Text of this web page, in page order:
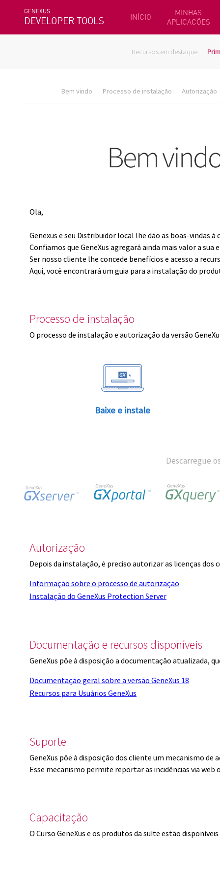
GENEXUS
DEVELOPER TOOLS INÍCIO
MINHAS
APLICACÕES
Recursos em destaque
Bem vindo Processo de instalação Autorização
Ola,
Genexus e seu Distribuidor local lhe dão as boas-vindas à
Confiamos que GeneXus agregará ainda mais valor a
Ser nosso cliente lhe concede benefícios e acesso a
Aqui, você encontrará um guia para a instalação do
Processo de instalação
O processo de instalação e autorização da versão
Baixe e instale
Descarregue
Autorização
Depois da instalação, é preciso autorizar as licenças dos
Informação sobre o processo de autorização
Instalação do GeneXus Protection Server
Documentação e recursos disponíveis
GeneXus põe à disposição a documentação atualizada,
Documentação geral sobre a versão GeneXus 18
Recursos para Usuários GeneXus
Suporte
GeneXus põe à disposição dos cliente um mecanismo de
Esse mecanismo permite reportar as incidências via
Capacitação
O Curso GeneXus e os produtos da suíte estão